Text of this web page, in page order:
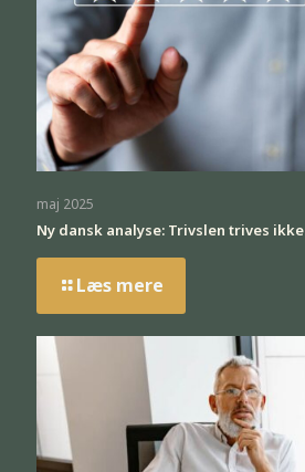
maj 2025
Ny dansk analyse: Trivslen trives ikke
Læs mere